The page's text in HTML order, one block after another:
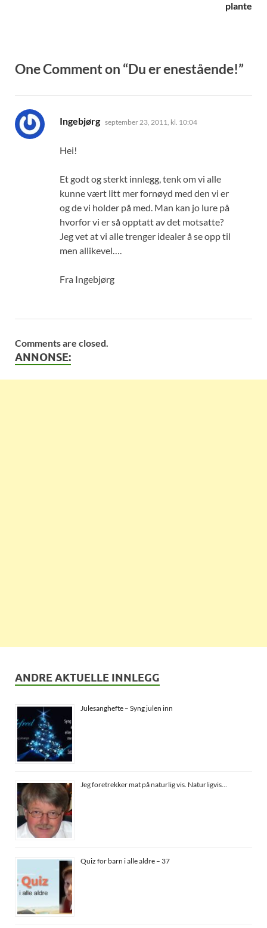
plante
One Comment on “Du er enestående!”
Ingebjørg sier:
september 23, 2011, kl. 10:04
Hei!
Et godt og sterkt innlegg, tenk om vi alle
kunne vært litt mer fornøyd med den vi er
og de vi holder på med. Man kan jo lure på
hvorfor vi er så opptatt av det motsatte?
Jeg vet at vi alle trenger idealer å se opp til
men allikevel….
Fra Ingebjørg
Comments are closed.
ANNONSE:
ANDRE AKTUELLE INNLEGG
Julesanghefte – Syng julen inn
Jeg foretrekker mat på naturlig vis. Naturligvis…
Quiz for barn i alle aldre – 37